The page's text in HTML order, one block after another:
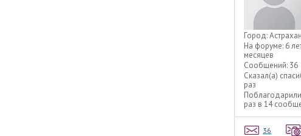
Город:
На форуме: 6
месяцев
Сообщений: 36
Сказал(а)
раз
раз в 14
36